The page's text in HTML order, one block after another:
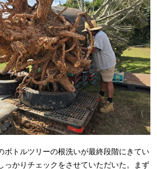
ボトルツリーの根洗いが最終段階にきてい
っかりチェックをさせていただいた。まず